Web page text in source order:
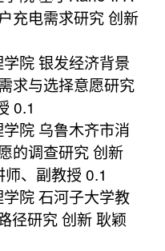
充电需求研究 创新
院 银发经济背景
求与选择意愿研究
0.1
院 乌鲁木齐市消
的调查研究 创新
、副教授 0.1
院 石河子大学教
径研究 创新 耿颖